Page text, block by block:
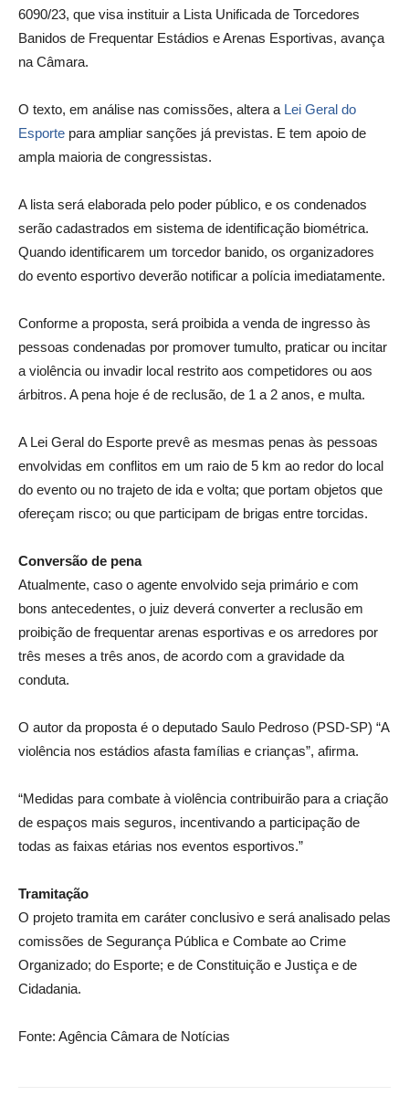
6090/23, que visa instituir a Lista Unificada de Torcedores
Banidos de Frequentar Estádios e Arenas Esportivas, avança
na Câmara.
O texto, em análise nas comissões, altera a Lei Geral do
Esporte para ampliar sanções já previstas. E tem apoio de
ampla maioria de congressistas.
A lista será elaborada pelo poder público, e os condenados
serão cadastrados em sistema de identificação biométrica.
Quando identificarem um torcedor banido, os organizadores
do evento esportivo deverão notificar a polícia imediatamente.
Conforme a proposta, será proibida a venda de ingresso às
pessoas condenadas por promover tumulto, praticar ou incitar
a violência ou invadir local restrito aos competidores ou aos
árbitros. A pena hoje é de reclusão, de 1 a 2 anos, e multa.
A Lei Geral do Esporte prevê as mesmas penas às pessoas
envolvidas em conflitos em um raio de 5 km ao redor do local
do evento ou no trajeto de ida e volta; que portam objetos que
ofereçam risco; ou que participam de brigas entre torcidas.
Conversão de pena
Atualmente, caso o agente envolvido seja primário e com
bons antecedentes, o juiz deverá converter a reclusão em
proibição de frequentar arenas esportivas e os arredores por
três meses a três anos, de acordo com a gravidade da
conduta.
O autor da proposta é o deputado Saulo Pedroso (PSD-SP) “A
violência nos estádios afasta famílias e crianças”, afirma.
“Medidas para combate à violência contribuirão para a criação
de espaços mais seguros, incentivando a participação de
todas as faixas etárias nos eventos esportivos.”
Tramitação
O projeto tramita em caráter conclusivo e será analisado pelas
comissões de Segurança Pública e Combate ao Crime
Organizado; do Esporte; e de Constituição e Justiça e de
Cidadania.
Fonte: Agência Câmara de Notícias